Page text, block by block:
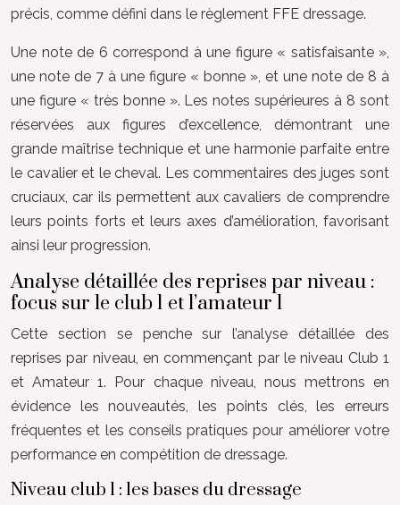
précis, comme défini dans le règlement FFE dressage.
Une note de 6 correspond à une figure « satisfaisante »,
une note de 7 à une figure « bonne », et une note de 8 à
une figure « très bonne ». Les notes supérieures à 8 sont
réservées aux figures d’excellence, démontrant une
grande maîtrise technique et une harmonie parfaite entre
le cavalier et le cheval. Les commentaires des juges sont
cruciaux, car ils permettent aux cavaliers de comprendre
leurs points forts et leurs axes d’amélioration, favorisant
ainsi leur progression.
Analyse détaillée des reprises par niveau :
focus sur le club 1 et l’amateur 1
Cette section se penche sur l’analyse détaillée des
reprises par niveau, en commençant par le niveau Club 1
et Amateur 1. Pour chaque niveau, nous mettrons en
évidence les nouveautés, les points clés, les erreurs
fréquentes et les conseils pratiques pour améliorer votre
performance en compétition de dressage.
Niveau club 1 : les bases du dressage